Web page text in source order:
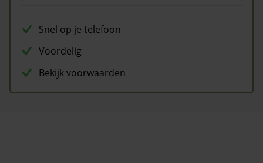
Snel op je telefoon
Voordelig
Bekijk voorwaarden